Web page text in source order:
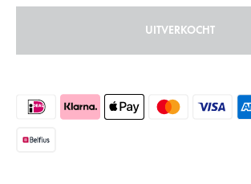
UITVERKOCHT